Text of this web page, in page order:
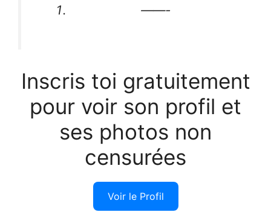
——-
Inscris toi gratuitement
pour voir son profil et
ses photos non
censurées
Voir le Profil